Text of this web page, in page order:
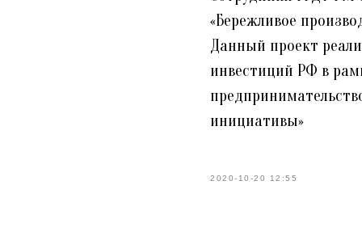
«Бережливое
Данный проект
инвестиций РФ в
инициативы»
2020-10-20 12:55